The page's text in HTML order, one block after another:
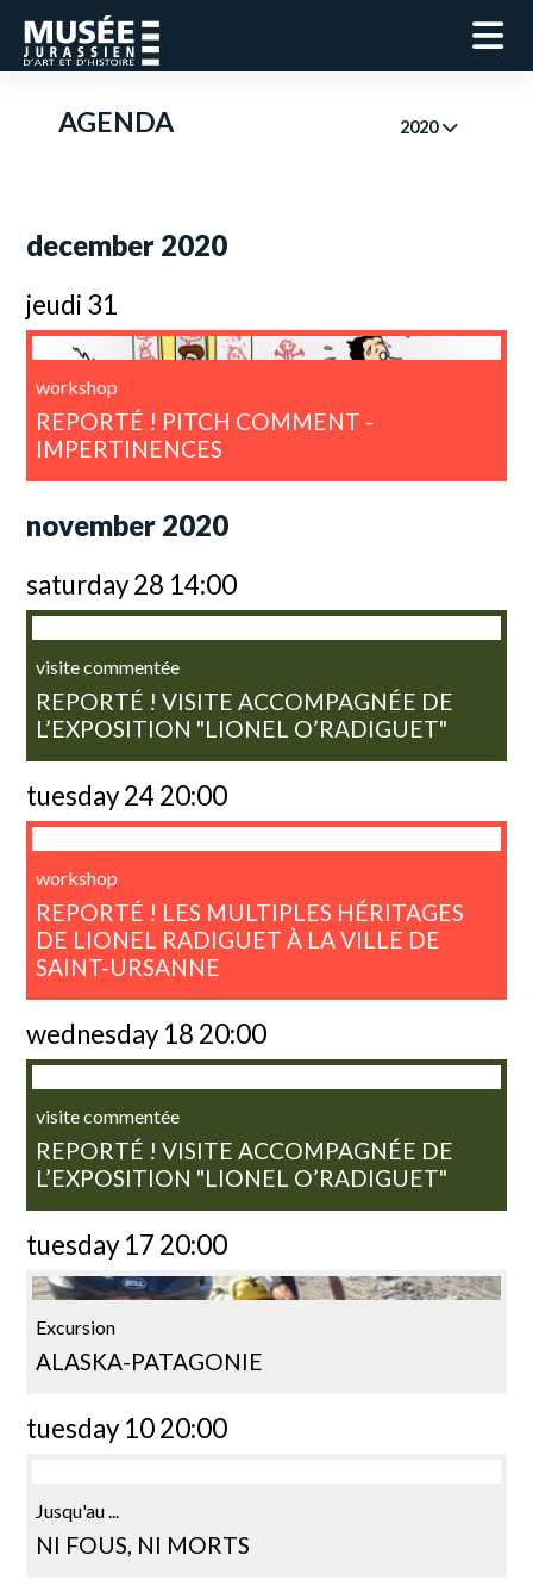
AGENDA 2020
december 2020
jeudi 31
workshop
REPORTÉ ! PITCH COMMENT -
IMPERTINENCES
november 2020
saturday 28 14:00
visite commentée
REPORTÉ ! VISITE ACCOMPAGNÉE DE
L’EXPOSITION "LIONEL O’RADIGUET"
tuesday 24 20:00
workshop
REPORTÉ ! LES MULTIPLES HÉRITAGES
DE LIONEL RADIGUET À LA VILLE DE
SAINT-URSANNE
wednesday 18 20:00
visite commentée
REPORTÉ ! VISITE ACCOMPAGNÉE DE
L’EXPOSITION "LIONEL O’RADIGUET"
tuesday 17 20:00
Excursion
ALASKA-PATAGONIE
tuesday 10 20:00
Jusqu'au ...
NI FOUS, NI MORTS